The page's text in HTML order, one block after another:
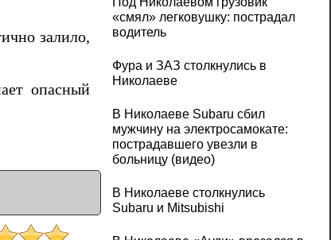
залило,
опасный
«смял» легковушку: пострадал
водитель
Фура и ЗАЗ столкнулись в
Николаеве
В Николаеве Subaru сбил
мужчину на электросамокате:
пострадавшего увезли в
больницу (видео)
В Николаеве столкнулись
Subaru и Mitsubishi